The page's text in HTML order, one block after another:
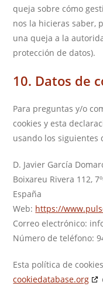
queja sobre cómo
nos la hicieras saber,
una queja a la
protección de datos).
10. Datos de
Para preguntas y/o
cookies y esta
usando los siguientes
D. Javier García
Boixareu Rivera 112,
España
Web: https://
Correo electrónico:
Número de teléfono:
Esta política de
cookiedatabase.org